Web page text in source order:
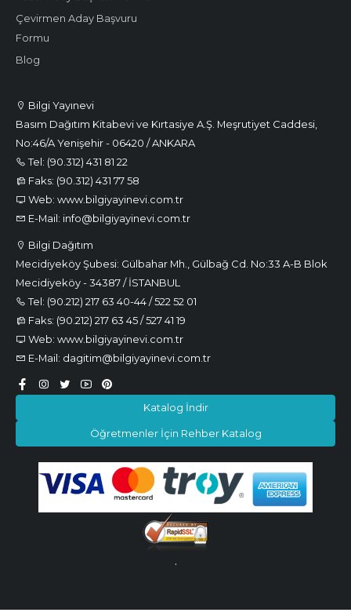
Bilgi Yayınevi
Basım Dağıtım Kitabevi ve Kırtasiye A.Ş. Meşrutiyet Caddesi,
No:46/A Yenişehir - 06420 / ANKARA
Tel: (90.312) 431 81 22
Faks: (90.312) 431 77 58
Web: www.bilgiyayinevi.com.tr
E-Mail: info@bilgiyayinevi.com.tr
Bilgi Dağıtım
Mecidiyeköy Şubesi: Gülbahar Mh., Gülbağ Cd. No:33 A-B Blok
Mecidiyeköy - 34387 / İSTANBUL
Tel: (90.212) 217 63 40-44 / 522 52 01
Faks: (90.212) 217 63 45 / 527 41 19
Web: www.bilgiyayinevi.com.tr
E-Mail: dagitim@bilgiyayinevi.com.tr
Katalog İndir
Öğretmenler İçin Rehber Katalog
Çevirmen Aday Başvuru
Formu
Blog
.